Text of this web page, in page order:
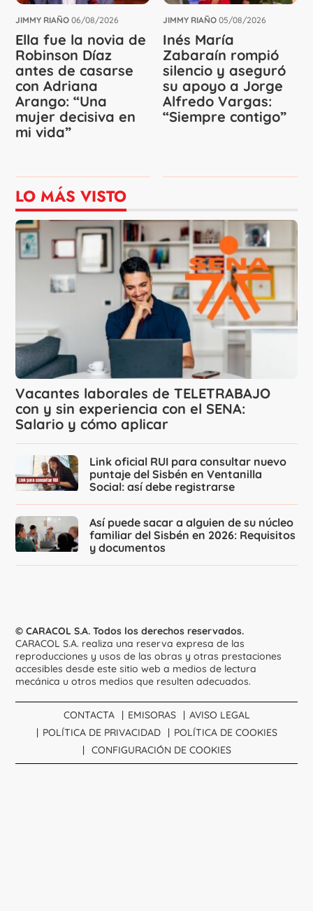
JIMMY RIAÑO 06/08/2026
Ella fue la novia de
Robinson Díaz
antes de casarse
con Adriana
Arango: “Una
mujer decisiva en
mi vida”
JIMMY RIAÑO 05/08/2026
Inés María
Zabaraín rompió
silencio y aseguró
su apoyo a Jorge
Alfredo Vargas:
“Siempre contigo”
LO MÁS VISTO
Vacantes laborales de TELETRABAJO
con y sin experiencia con el SENA:
Salario y cómo aplicar
Link oficial RUI para consultar nuevo
puntaje del Sisbén en Ventanilla
Social: así debe registrarse
Así puede sacar a alguien de su núcleo
familiar del Sisbén en 2026: Requisitos
y documentos
© CARACOL S.A. Todos los derechos reservados.
CARACOL S.A. realiza una reserva expresa de las
reproducciones y usos de las obras y otras prestaciones
accesibles desde este sitio web a medios de lectura
mecánica u otros medios que resulten adecuados.
CONTACTA EMISORAS
AVISO LEGAL
POLÍTICA DE PRIVACIDAD
POLÍTICA DE COOKIES
CONFIGURACIÓN DE COOKIES